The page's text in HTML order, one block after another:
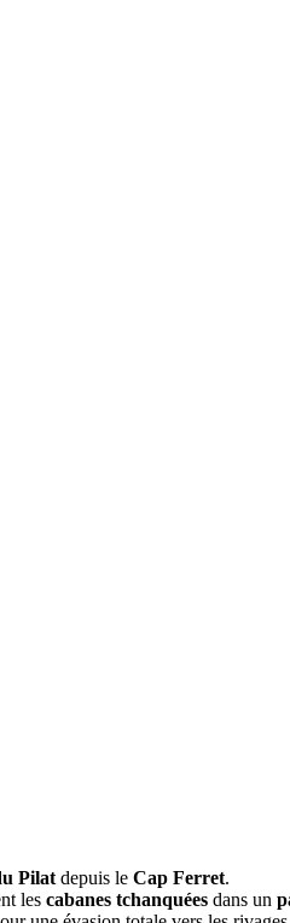
Pilatdepuis le Cap Ferret.
les cabanes tchanquées dans un